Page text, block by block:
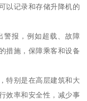
以记录和存储升降机的
警报，例如超载、故障
措施，保障乘客和设备
特别是在高层建筑和大
效率和安全性，减少事